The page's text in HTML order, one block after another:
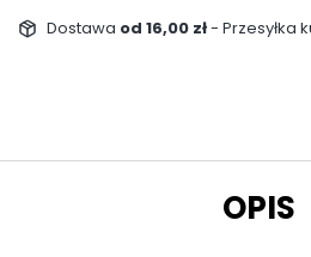
Dostawa od 16,00 zł- Przesyłka
OPIS